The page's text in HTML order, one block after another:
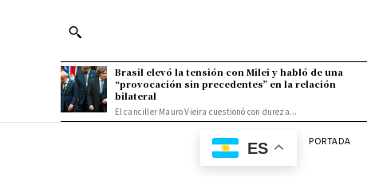
Brasil elevó la tensión con Milei y habló de una
“provocación sin precedentes” en la relación
bilateral
El canciller Mauro Vieira cuestionó con dureza...
ES PORTADA